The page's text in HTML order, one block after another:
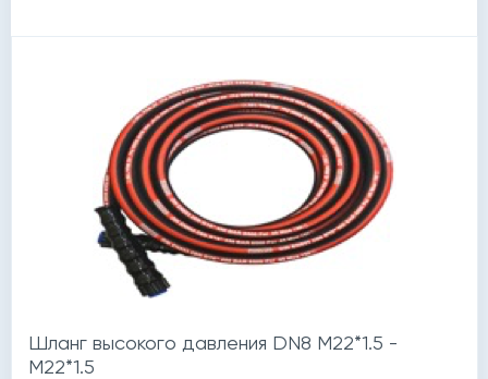
Шланг высокого давления DN8 M22*1.5 -
M22*1.5